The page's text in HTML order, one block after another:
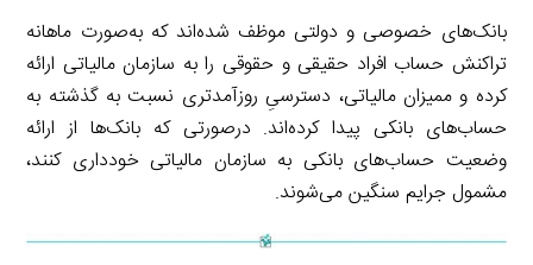
بانک‌های خصوصی و دولتی موظف شده‌اند که به‌صورت ماهانه
تراکنش حساب افراد حقیقی و حقوقی را به سازمان مالیاتی ارائه
کرده و ممیزان مالیاتی، دسترسیِ روزآمدتری نسبت به گذشته به
حساب‌های بانکی پیدا کرده‌اند. درصورتی که بانک‌ها از ارائه
وضعیت حساب‌های بانکی به سازمان مالیاتی خودداری کنند،
مشمول جرایم سنگین می‌شوند.